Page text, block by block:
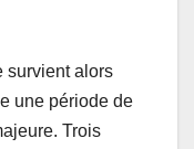
survient alors
une période de
Trois